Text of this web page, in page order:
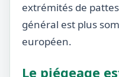
extrémités de
général est plus
européen.
Le piégeage